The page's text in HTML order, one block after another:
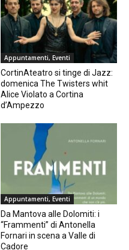
Appuntamenti, Eventi
CortinAteatro si tinge di Jazz:
domenica The Twisters whit
Alice Violato a Cortina
d’Ampezzo
Appuntamenti, Eventi
Da Mantova alle Dolomiti: i
“Frammenti” di Antonella
Fornari in scena a Valle di
Cadore